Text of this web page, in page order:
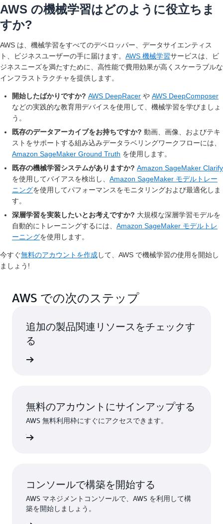
AWS の機械学習はどのように役立ちま
すか?
AWS は、機械学習をすべてのデベロッパー、データサイエンティス
ト、ビジネスユーザーの手に届けます。 AWS 機械学習サービスは、ビ
ジネスニーズを満たすために、高性能で費用効果が高くスケーラブルな
インフラストラクチャを提供します。
開始したばかりですか? AWS DeepRacer や AWS DeepComposer
などの実践的な教育用デバイスを使用して、機械学習を学びましょ
う。
既存のデータアーカイブをお持ちですか? 動画、画像、およびテキ
ストをサポートする組み込みデータラベリングワークフローには、
Amazon SageMaker Ground Truth を使用します。
既存の機械学習システムがありますか? Amazon SageMaker Clarify
を使用してバイアスを検出し、 Amazon SageMaker モデルトレー
ニングを使用してパフォーマンスをモニタリングおよび最適化しま
す。
深層学習を実装したいとお考えですか? 大規模な深層学習モデルを
自動的にトレーニングするには、 Amazon SageMaker モデルトレ
ーニングを使用します。
今すぐ無料のアカウントを作成して、AWS で機械学習の使用を開始し
ましょう!
AWS での次のステップ
追加の製品関連リソースをチェックす
る
無料のアカウントにサインアップする
AWS 無料利用枠にすぐにアクセスできます。
コンソールで構築を開始する
AWS マネジメントコンソールで、AWS を利用して構
築を開始しましょう。